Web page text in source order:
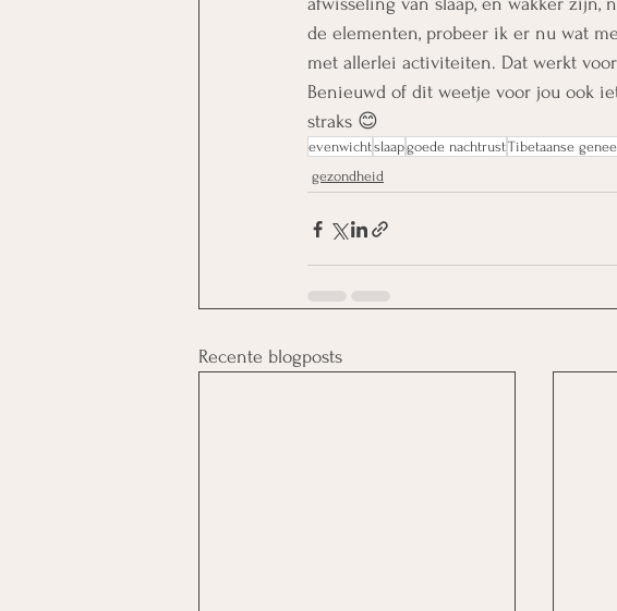
afwisseling van slaap, en wakker zijn,
de elementen, probeer ik er nu wat
met allerlei activiteiten. Dat werkt
Benieuwd of dit weetje voor jou ook
straks 😊
evenwichtslaapgoede nachtrustTibetaanse
gezondheid
Recente blogposts